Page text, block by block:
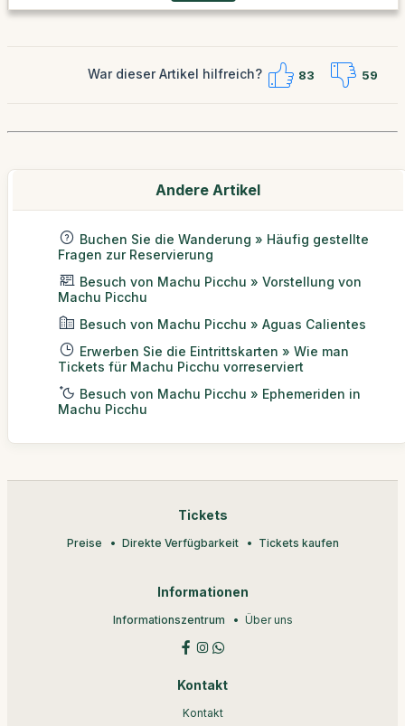
War dieser Artikel hilfreich? 83 59
Andere Artikel
Buchen Sie die Wanderung » Häufig gestellte
Fragen zur Reservierung
Besuch von Machu Picchu » Vorstellung von
Machu Picchu
Besuch von Machu Picchu » Aguas Calientes
Erwerben Sie die Eintrittskarten » Wie man
Tickets für Machu Picchu vorreserviert
Besuch von Machu Picchu » Ephemeriden in
Machu Picchu
Tickets
Preise Direkte Verfügbarkeit Tickets kaufen
Informationen
Informationszentrum Über uns
Kontakt
Kontakt